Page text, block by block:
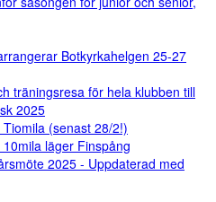
Botkyrkahelgen 25-27
träningsresa för hela klubben till
2025
(senast 28/2!)
läger Finspång
2025 - Uppdaterad med